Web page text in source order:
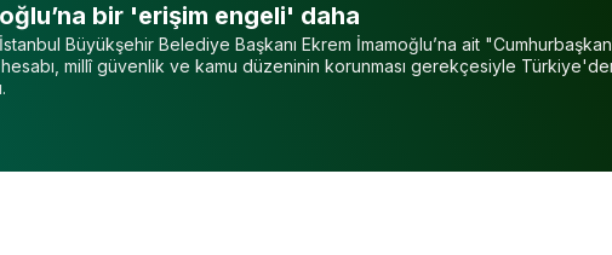
bir 'erişim engeli' daha
Büyükşehir Belediye Başkanı Ekrem İmamoğlu’na ait
millî güvenlik ve kamu düzeninin korunması gerekçesiyle